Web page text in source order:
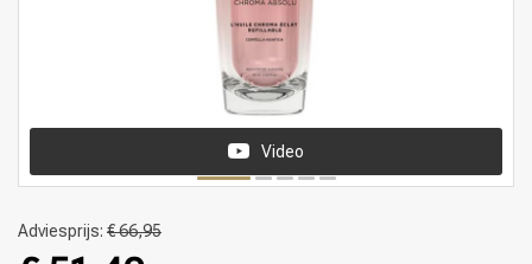
Video
Adviesprijs: € 66,95